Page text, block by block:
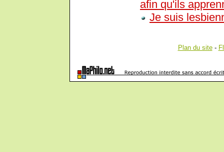
afin qu'ils
Je suis
Plan du site-